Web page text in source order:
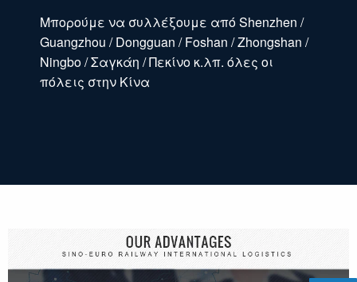
Μπορούμε να συλλέξουμε από Shenzhen /
Guangzhou / Dongguan / Foshan / Zhongshan /
Ningbo / Σαγκάη / Πεκίνο κ.λπ. όλες οι
πόλεις στην Κίνα